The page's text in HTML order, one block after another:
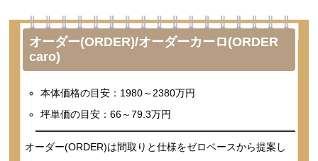
オーダー(ORDER)/オーダーカーロ(ORDER
caro)
本体価格の目安：1980～2380万円
坪単価の目安：66～79.3万円
オーダー(ORDER)は間取りと仕様をゼロベースから提案し